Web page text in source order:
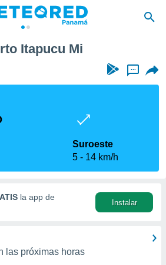
Itapucu Mi
...
Suroeste
5
14 km/h
la app de
Instalar
las próximas horas